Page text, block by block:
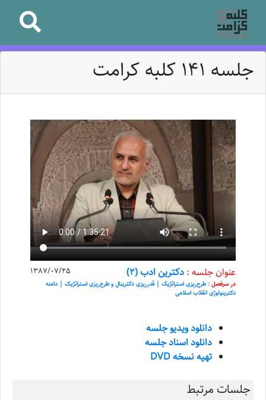
جلسه 141 کلبه کرامت
1387/07/25 عنوان جلسه : دکترین ادب (2)
در سرفصل :طرح‌ریزی استراتژیک | قدرریزی دکترینال و طرح‌ریزی استراتژیک | دامنه‌
دکترینولوژی انقلاب اسلامی
دانلود ویدیو جلسه
دانلود اسناد جلسه
تهیه نسخه DVD
جلسات مرتبط